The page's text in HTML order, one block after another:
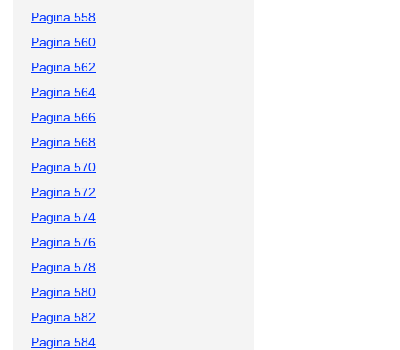
Pagina 558
Pagina 560
Pagina 562
Pagina 564
Pagina 566
Pagina 568
Pagina 570
Pagina 572
Pagina 574
Pagina 576
Pagina 578
Pagina 580
Pagina 582
Pagina 584